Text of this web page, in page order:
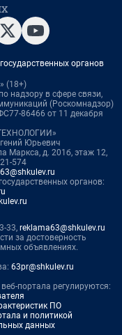
органов
(18+)
надзору в сфере связи,
(Роскомнадзор)
86466 от 11 декабря
Юрьевич
Маркса, д. 201б, этаж 12,
574
63@shkulev.ru
органов:
33, reklama63@shkulev.ru
за достоверность
объявлениях.
63pr@shkulev.ru
портала регулируются:
ПО
и политикой
данных